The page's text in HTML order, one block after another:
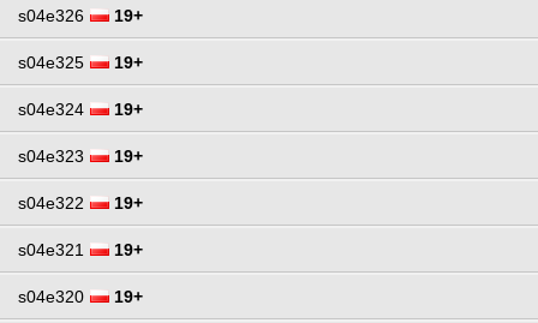
s04e326 19+
s04e325 19+
s04e324 19+
s04e323 19+
s04e322 19+
s04e321 19+
s04e320 19+